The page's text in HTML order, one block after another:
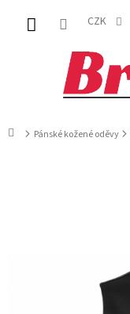
obsah
CZK
DomůPánské kožené oděvy